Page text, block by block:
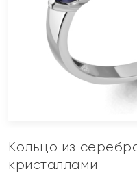
Кольцо из
кристаллами